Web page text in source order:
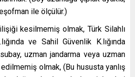
ile ölçülür.)
kesilmemiş olmak, Türk Silahlı
ve Sahil Güvenlik K.lığında
uzman jandarma veya uzman
olmak, (Bu hususta yanlış